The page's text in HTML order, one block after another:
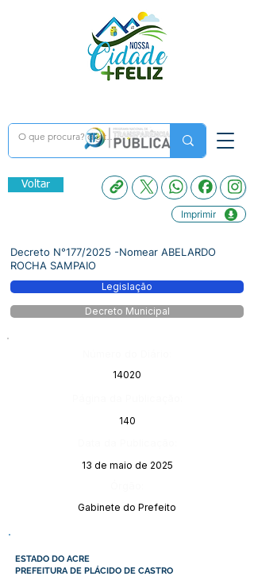
Voltar
Imprimir
Decreto N°177/2025 -Nomear ABELARDO
ROCHA SAMPAIO
Legislação
Decreto Municipal
14020
140
13 de maio de 2025
Gabinete do Prefeito
ESTADO DO ACRE
PREFEITURA DE PLÁCIDO DE CASTRO